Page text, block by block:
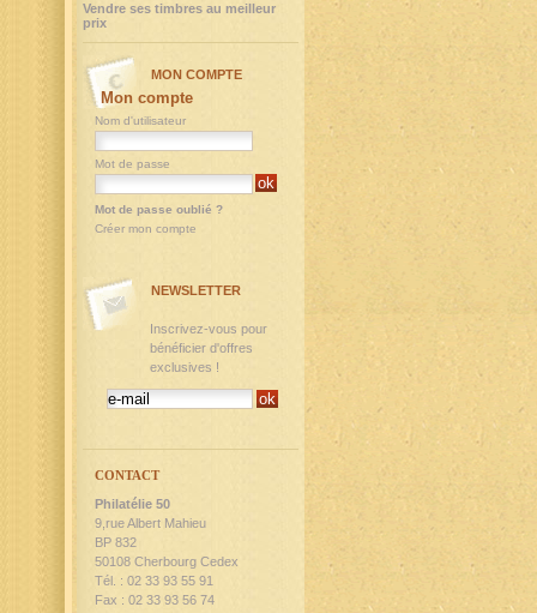
Vendre ses timbres au meilleur
prix
MON COMPTE
Mon compte
Nom d'utilisateur
Mot de passe
Mot de passe oublié ?
Créer mon compte
NEWSLETTER
Inscrivez-vous pour
bénéficier d'offres
exclusives !
CONTACT
Philatélie 50
9,rue Albert Mahieu
BP 832
50108 Cherbourg Cedex
Tél. : 02 33 93 55 91
Fax : 02 33 93 56 74